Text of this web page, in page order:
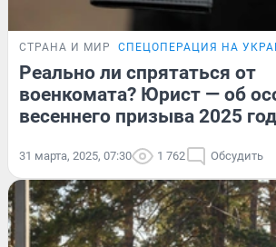
СТРАНА И МИР СПЕЦОПЕРАЦИЯ НА
Реально ли спрятаться от
военкомата? Юрист — об
весеннего призыва 2025
31 марта, 2025, 07:30 1 762 Обсудить